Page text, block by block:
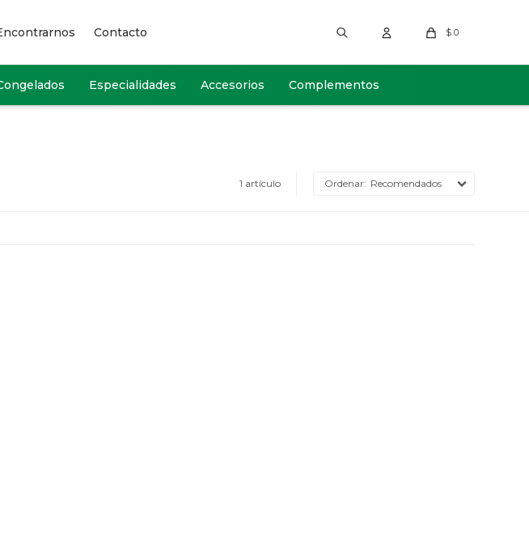
Especialidades Accesorios Complementos
$ 0
Contacto
1 artículo Recomendados